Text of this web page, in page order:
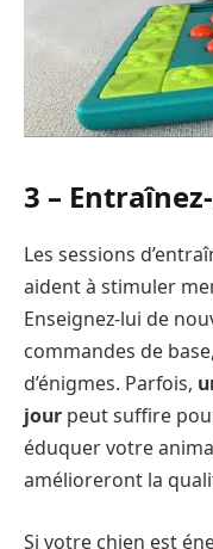
3 –
Les sessions
aident à stimuler
Enseignez-lui de
commandes de
d’énigmes. Parfois,
jour peut suffire
éduquer votre
amélioreront la
Si votre chien est